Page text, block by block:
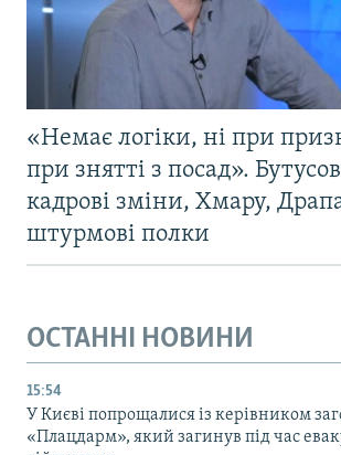
«Немає логіки, ні при
при знятті з посад».
кадрові зміни, Хмару,
штурмові полки
ОСТАННІ НОВИНИ
15:54
У Києві попрощалися із керівником
«Плацдарм», який загинув під час